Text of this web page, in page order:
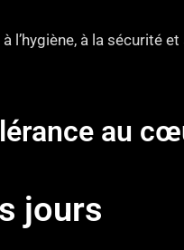
à la sécurité
au
jours